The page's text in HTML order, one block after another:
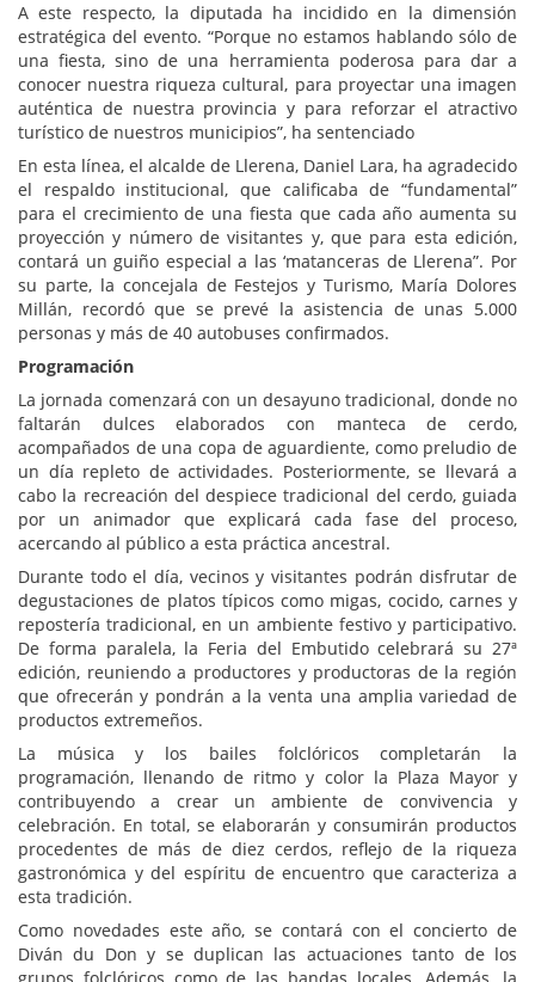
A este respecto, la diputada ha incidido en la dimensión
estratégica del evento. “Porque no estamos hablando sólo de
una fiesta, sino de una herramienta poderosa para dar a
conocer nuestra riqueza cultural, para proyectar una imagen
auténtica de nuestra provincia y para reforzar el atractivo
turístico de nuestros municipios”, ha sentenciado
En esta línea, el alcalde de Llerena, Daniel Lara, ha agradecido
el respaldo institucional, que calificaba de “fundamental”
para el crecimiento de una fiesta que cada año aumenta su
proyección y número de visitantes y, que para esta edición,
contará un guiño especial a las ‘matanceras de Llerena”. Por
su parte, la concejala de Festejos y Turismo, María Dolores
Millán, recordó que se prevé la asistencia de unas 5.000
personas y más de 40 autobuses confirmados.
Programación
La jornada comenzará con un desayuno tradicional, donde no
faltarán dulces elaborados con manteca de cerdo,
acompañados de una copa de aguardiente, como preludio de
un día repleto de actividades. Posteriormente, se llevará a
cabo la recreación del despiece tradicional del cerdo, guiada
por un animador que explicará cada fase del proceso,
acercando al público a esta práctica ancestral.
Durante todo el día, vecinos y visitantes podrán disfrutar de
degustaciones de platos típicos como migas, cocido, carnes y
repostería tradicional, en un ambiente festivo y participativo.
De forma paralela, la Feria del Embutido celebrará su 27ª
edición, reuniendo a productores y productoras de la región
que ofrecerán y pondrán a la venta una amplia variedad de
productos extremeños.
La música y los bailes folclóricos completarán la
programación, llenando de ritmo y color la Plaza Mayor y
contribuyendo a crear un ambiente de convivencia y
celebración. En total, se elaborarán y consumirán productos
procedentes de más de diez cerdos, reflejo de la riqueza
gastronómica y del espíritu de encuentro que caracteriza a
esta tradición.
Como novedades este año, se contará con el concierto de
Diván du Don y se duplican las actuaciones tanto de los